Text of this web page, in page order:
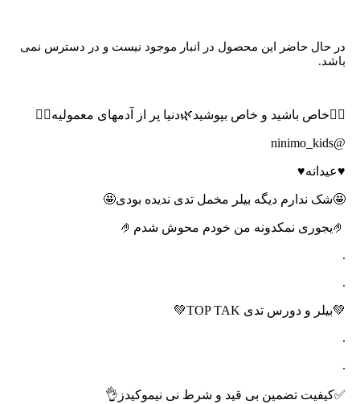
در حال حاضر این محصول در انبار موجود نیست و در دسترس نمی
باشد.
🙋‍♀️خاص باشید و خاص بپوشید🌿دنیا پر از آدمهای معمولیه🙋‍♀️
@ninimo_kids
♥️عیدانه♥️
🤩شک ندارم دیگه بیلر مخمل تدی ندیده بودی🤩
💚بیلر و دورس تدی TOP TAK💚
✅کیفیت تضمین بی قید و شرط نی نیموکیدز👌